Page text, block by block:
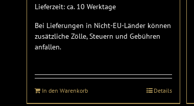
Lieferzeit: ca. 10 Werktage
Bei Lieferungen in Nicht-EU-Länder können
zusätzliche Zölle, Steuern und Gebühren
anfallen.
In den Warenkorb Details